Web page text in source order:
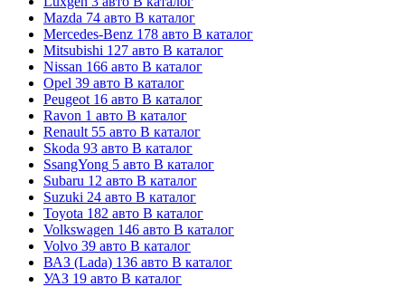
Mazda 74 авто В каталог
Mercedes-Benz 178 авто В каталог
Mitsubishi 127 авто В каталог
Nissan 166 авто В каталог
Opel 39 авто В каталог
Peugeot 16 авто В каталог
Ravon 1 авто В каталог
Renault 55 авто В каталог
Skoda 93 авто В каталог
SsangYong 5 авто В каталог
Subaru 12 авто В каталог
Suzuki 24 авто В каталог
Toyota 182 авто В каталог
Volkswagen 146 авто В каталог
Volvo 39 авто В каталог
ВАЗ (Lada) 136 авто В каталог
УАЗ 19 авто В каталог